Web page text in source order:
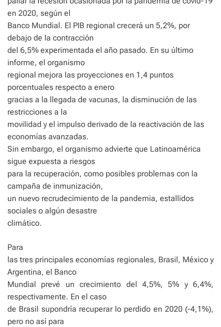
en 2020, según el
Banco Mundial. El PIB regional crecerá un 5,2%, por
debajo de la contracción
del 6,5% experimentada el año pasado. En su último
informe, el organismo
regional mejora las proyecciones en 1,4 puntos
porcentuales respecto a enero
gracias a la llegada de vacunas, la disminución de las
restricciones a la
movilidad y el impulso derivado de la reactivación de las
economías avanzadas.
Sin embargo, el organismo advierte que Latinoamérica
sigue expuesta a riesgos
para la recuperación, como posibles problemas con la
campaña de inmunización,
un nuevo recrudecimiento de la pandemia, estallidos
sociales o algún desastre
climático.
Para
las tres principales economías regionales, Brasil, México y
Argentina, el Banco
Mundial prevé un crecimiento del 4,5%, 5% y 6,4%,
respectivamente. En el caso
de Brasil supondría recuperar lo perdido en 2020 (-4,1%),
pero no así para